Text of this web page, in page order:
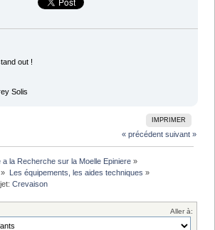
out !
Solis
IMPRIMER
« précédent suivant »
la Recherche sur la Moelle Epiniere »
» Les équipements, les aides techniques »
Crevaison
Aller à: